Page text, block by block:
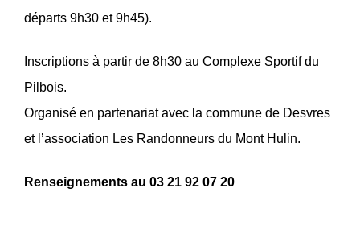
départs 9h30 et 9h45).
Inscriptions à partir de 8h30 au Complexe Sportif du
Pilbois.
Organisé en partenariat avec la commune de Desvres
et l’association Les Randonneurs du Mont Hulin.
Renseignements au 03 21 92 07 20